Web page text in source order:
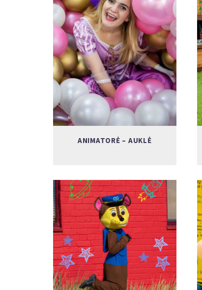
ANIMATORĖ – AUKLĖ